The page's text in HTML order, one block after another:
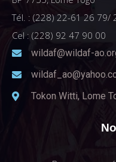
Tél. : (228) 22-61 26 79/
Cel : (228) 92 47 90 00
wildaf@wildaf-
Tokon Witti, Lome